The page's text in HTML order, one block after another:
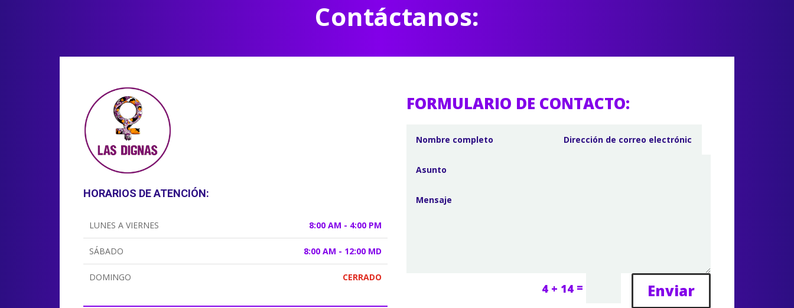
Contáctanos:
HORARIOS DE ATENCIÓN:
LUNES A VIERNES 8:00 AM - 4:00 PM
SÁBADO 8:00 AM - 12:00 MD
DOMINGO CERRADO
FORMULARIO DE CONTACTO:
4 + 14 = Enviar